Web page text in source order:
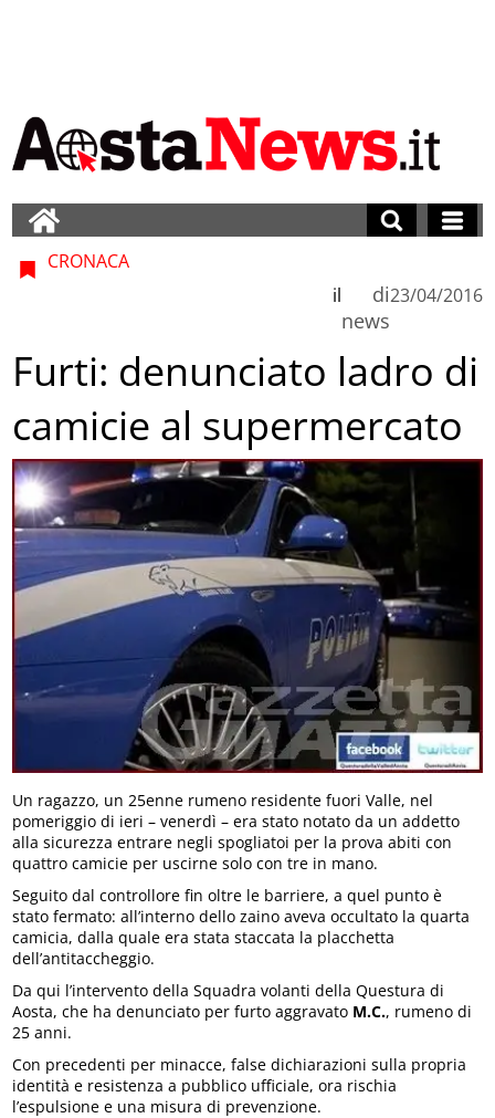
CRONACA
di
news
il 23/04/2016
Furti: denunciato ladro di
camicie al supermercato
Un ragazzo, un 25enne rumeno residente fuori Valle, nel
pomeriggio di ieri – venerdì – era stato notato da un addetto
alla sicurezza entrare negli spogliatoi per la prova abiti con
quattro camicie per uscirne solo con tre in mano.
Seguito dal controllore fin oltre le barriere, a quel punto è
stato fermato: all’interno dello zaino aveva occultato la quarta
camicia, dalla quale era stata staccata la placchetta
dell’antitaccheggio.
Da qui l’intervento della Squadra volanti della Questura di
Aosta, che ha denunciato per furto aggravato M.C., rumeno di
25 anni.
Con precedenti per minacce, false dichiarazioni sulla propria
identità e resistenza a pubblico ufficiale, ora rischia
l’espulsione e una misura di prevenzione.